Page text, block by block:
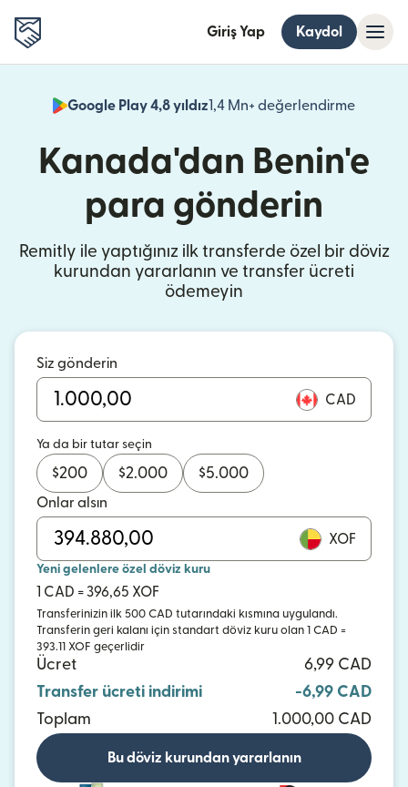
Giriş Yap Kaydol
Google Play 4,8 yıldız1,4 Mn+ değerlendirme
Kanada'dan Benin'e
para gönderin
Remitly ile yaptığınız ilk transferde özel bir döviz
kurundan yararlanın ve transfer ücreti
ödemeyin
Siz gönderin
CAD
Ya da bir tutar seçin
$200 $2.000 $5.000
Onlar alsın
XOF
Yeni gelenlere özel döviz kuru
1 CAD = 396,65 XOF
Transferinizin ilk 500 CAD tutarındaki kısmına uygulandı.
Transferin geri kalanı için standart döviz kuru olan 1 CAD =
393.11 XOF geçerlidir
Ücret
6,99 CAD
Transfer ücreti indirimi
-6,99 CAD
Toplam
1.000,00 CAD
Bu döviz kurundan yararlanın